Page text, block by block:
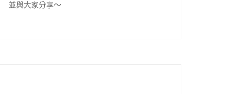
並與大家分享～